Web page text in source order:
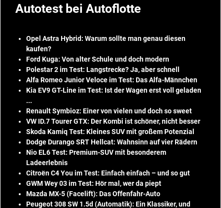
Autotest bei Autoflotte
Opel Astra Hybrid: Warum sollte man genau diesen
kaufen?
Ford Kuga: Von alter Schule und doch modern
Polestar 2 im Test: Langstrecke? Ja, aber schnell
Alfa Romeo Junior Veloce im Test: Das Alfa-Männchen
Kia EV9 GT-Line im Test: Ist der Wagen erst voll geladen
...
Renault Symbioz: Einer von vielen und doch so sweet
VW ID.7 Tourer GTX: Der Kombi ist schöner, nicht besser
Skoda Kamiq Test: Kleines SUV mit großem Potenzial
Dodge Durango SRT Hellcat: Wahnsinn auf vier Rädern
Nio EL6 Test: Premium-SUV mit besonderem
Ladeerlebnis
Citroën C4 You im Test: Einfach einfach – und so gut
GWM Wey 03 im Test: Hör mal, wer da piept
Mazda MX-5 (Facelift): Das Offenfahr-Auto
Peugeot 308 SW 1.5d (Automatik): Ein Klassiker, und